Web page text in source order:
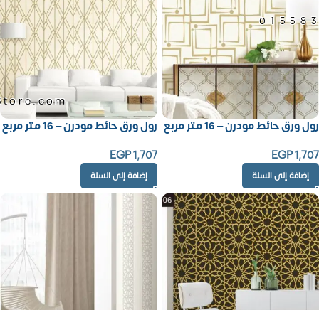
رول ورق حائط مودرن – 16 متر مربع
EGP1,707
إضافة إلى السلة
رول ورق حائط مودرن – 16 متر مربع
EGP1,707
إضافة إلى السلة